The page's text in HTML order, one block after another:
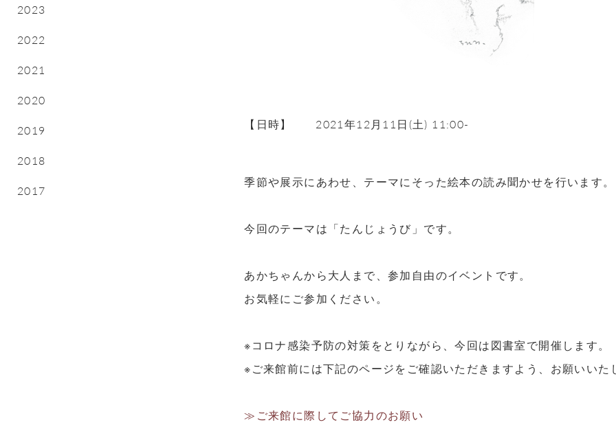
【日時】 2021年12月11日(土) 11:00-
季節や展示にあわせ、テーマにそった絵本の読み聞かせを行います。
今回のテーマは「たんじょうび」です。
あかちゃんから大人まで、参加自由のイベントです。
お気軽にご参加ください。
※コロナ感染予防の対策をとりながら、今回は図書室で開催します。
※ご来館前には下記のページをご確認いただきますよう、お願いいた
≫ご来館に際してご協力のお願い
2023
2022
2021
2020
2019
2018
2017